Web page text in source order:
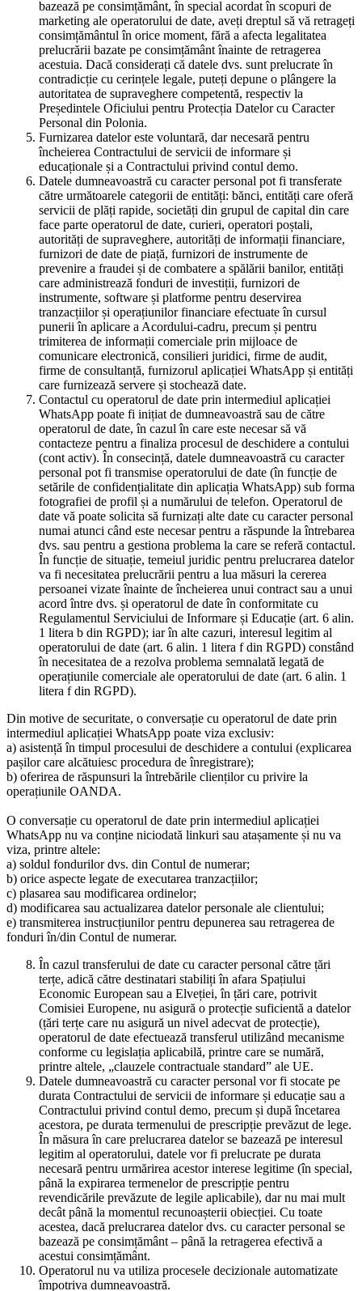
bazează pe consimțământ, în special acordat în scopuri de
marketing ale operatorului de date, aveți dreptul să vă retrageți
consimțământul în orice moment, fără a afecta legalitatea
prelucrării bazate pe consimțământ înainte de retragerea
acestuia. Dacă considerați că datele dvs. sunt prelucrate în
contradicție cu cerințele legale, puteți depune o plângere la
autoritatea de supraveghere competentă, respectiv la
Președintele Oficiului pentru Protecția Datelor cu Caracter
Personal din Polonia.
Furnizarea datelor este voluntară, dar necesară pentru
încheierea Contractului de servicii de informare și
educaționale și a Contractului privind contul demo.
Datele dumneavoastră cu caracter personal pot fi transferate
către următoarele categorii de entități: bănci, entități care oferă
servicii de plăți rapide, societăți din grupul de capital din care
face parte operatorul de date, curieri, operatori poștali,
autorități de supraveghere, autorități de informații financiare,
furnizori de date de piață, furnizori de instrumente de
prevenire a fraudei și de combatere a spălării banilor, entități
care administrează fonduri de investiții, furnizori de
instrumente, software și platforme pentru deservirea
tranzacțiilor și operațiunilor financiare efectuate în cursul
punerii în aplicare a Acordului-cadru, precum și pentru
trimiterea de informații comerciale prin mijloace de
comunicare electronică, consilieri juridici, firme de audit,
firme de consultanță, furnizorul aplicației WhatsApp și entități
care furnizează servere și stochează date.
Contactul cu operatorul de date prin intermediul aplicației
WhatsApp poate fi inițiat de dumneavoastră sau de către
operatorul de date, în cazul în care este necesar să vă
contacteze pentru a finaliza procesul de deschidere a contului
(cont activ). În consecință, datele dumneavoastră cu caracter
personal pot fi transmise operatorului de date (în funcție de
setările de confidențialitate din aplicația WhatsApp) sub forma
fotografiei de profil și a numărului de telefon. Operatorul de
date vă poate solicita să furnizați alte date cu caracter personal
numai atunci când este necesar pentru a răspunde la întrebarea
dvs. sau pentru a gestiona problema la care se referă contactul.
În funcție de situație, temeiul juridic pentru prelucrarea datelor
va fi necesitatea prelucrării pentru a lua măsuri la cererea
persoanei vizate înainte de încheierea unui contract sau a unui
acord între dvs. și operatorul de date în conformitate cu
Regulamentul Serviciului de Informare și Educație (art. 6 alin.
1 litera b din RGPD); iar în alte cazuri, interesul legitim al
operatorului de date (art. 6 alin. 1 litera f din RGPD) constând
în necesitatea de a rezolva problema semnalată legată de
operațiunile comerciale ale operatorului de date (art. 6 alin. 1
litera f din RGPD).
Din motive de securitate, o conversație cu operatorul de date prin
intermediul aplicației WhatsApp poate viza exclusiv:
a) asistență în timpul procesului de deschidere a contului (explicarea
pașilor care alcătuiesc procedura de înregistrare);
b) oferirea de răspunsuri la întrebările clienților cu privire la
operațiunile OANDA.
O conversație cu operatorul de date prin intermediul aplicației
WhatsApp nu va conține niciodată linkuri sau atașamente și nu va
viza, printre altele:
a) soldul fondurilor dvs. din Contul de numerar;
b) orice aspecte legate de executarea tranzacțiilor;
c) plasarea sau modificarea ordinelor;
d) modificarea sau actualizarea datelor personale ale clientului;
e) transmiterea instrucțiunilor pentru depunerea sau retragerea de
fonduri în/din Contul de numerar.
În cazul transferului de date cu caracter personal către țări
terțe, adică către destinatari stabiliți în afara Spațiului
Economic European sau a Elveției, în țări care, potrivit
Comisiei Europene, nu asigură o protecție suficientă a datelor
(țări terțe care nu asigură un nivel adecvat de protecție),
operatorul de date efectuează transferul utilizând mecanisme
conforme cu legislația aplicabilă, printre care se numără,
printre altele, „clauzele contractuale standard” ale UE.
Datele dumneavoastră cu caracter personal vor fi stocate pe
durata Contractului de servicii de informare și educație sau a
Contractului privind contul demo, precum și după încetarea
acestora, pe durata termenului de prescripție prevăzut de lege.
În măsura în care prelucrarea datelor se bazează pe interesul
legitim al operatorului, datele vor fi prelucrate pe durata
necesară pentru urmărirea acestor interese legitime (în special,
până la expirarea termenelor de prescripție pentru
revendicările prevăzute de legile aplicabile), dar nu mai mult
decât până la momentul recunoașterii obiecției. Cu toate
acestea, dacă prelucrarea datelor dvs. cu caracter personal se
bazează pe consimțământ – până la retragerea efectivă a
acestui consimțământ.
Operatorul nu va utiliza procesele decizionale automatizate
împotriva dumneavoastră.